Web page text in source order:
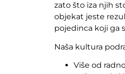
zato što iza njih
objekat jeste
pojedinca koji ga
Naša kultura
Više od